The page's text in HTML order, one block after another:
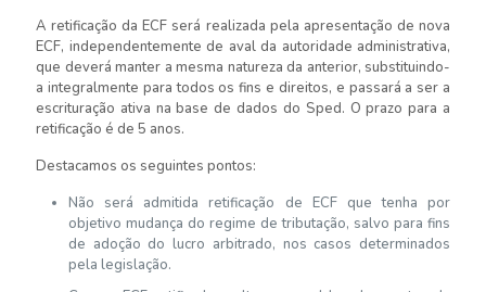
A retificação da ECF será realizada pela apresentação de nova
ECF, independentemente de aval da autoridade administrativa,
que deverá manter a mesma natureza da anterior, substituindo-
a integralmente para todos os fins e direitos, e passará a ser a
escrituração ativa na base de dados do Sped. O prazo para a
retificação é de 5 anos.
Destacamos os seguintes pontos:
Não será admitida retificação de ECF que tenha por
objetivo mudança do regime de tributação, salvo para fins
de adoção do lucro arbitrado, nos casos determinados
pela legislação.